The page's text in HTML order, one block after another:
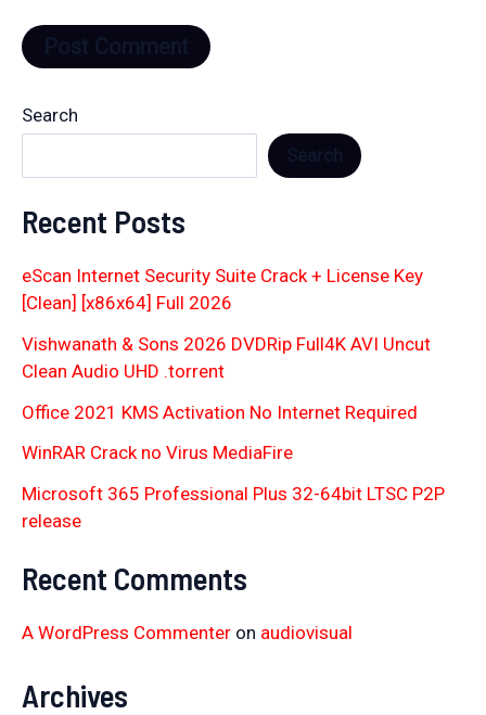
Search
Recent Posts
eScan Internet Security Suite Crack + License Key
[Clean] [x86x64] Full 2026
Vishwanath & Sons 2026 DVDRip Full4K AVI Uncut
Clean Audio UHD .torrent
Office 2021 KMS Activation No Internet Required
WinRAR Crack no Virus MediaFire
Microsoft 365 Professional Plus 32-64bit LTSC P2P
release
Recent Comments
A WordPress Commenter on audiovisual
Archives